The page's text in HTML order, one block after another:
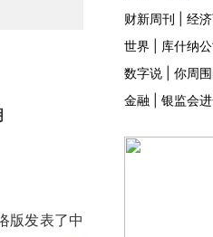
版发表了中
财新周刊
经
世界
库什纳
数字说
你周
金融
银监会